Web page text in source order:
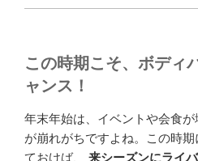
この時期こそ、ボディ
ャンス！
年末年始は、イベントや会食
が崩れがちですよね。この時
ておけば、 来シーズンにライ